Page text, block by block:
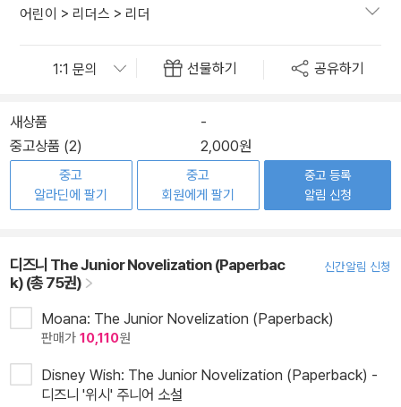
어린이 > 리더스 > 리더
선물하기 공유하기
새상품
-
중고상품 (2)
2,000원
중고
알라딘에 팔기
중고
회원에게 팔기
중고 등록
알림 신청
디즈니 The Junior Novelization (Paperbac
k) (총 75권)
신간알림 신청
Moana: The Junior Novelization (Paperback)
판매가 10,110원
Disney Wish: The Junior Novelization (Paperback) -
디즈니 '위시' 주니어 소설